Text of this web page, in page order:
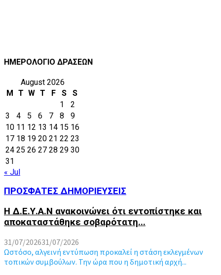
ΗΜΕΡΟΛΟΓΙΟ ΔΡΑΣΕΩΝ
August 2026
M T W T F S
S
1
2
3
4 5 6 7 8
9
10 11 12 13 14 15 16
17 18 19 20 21 22 23
24 25 26 27 28 29 30
31
« Jul
ΠΡΟΣΦΑΤΕΣ ΔΗΜΟΡΙΕΥΣΕΙΣ
Η Δ.Ε.Υ.Α.Ν ανακοινώνει ότι εντοπίστηκε και
αποκαταστάθηκε σοβαρότατη...
31/07/202631/07/2026
Ωστόσο, αλγεινή εντύπωση προκαλεί η στάση εκλεγμένων
τοπικών συμβούλων. Την ώρα που η δημοτική αρχή...